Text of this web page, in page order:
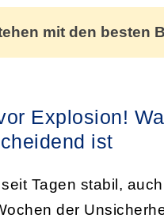
mit den besten
Explosion!
ist
Tagen stabil,
der